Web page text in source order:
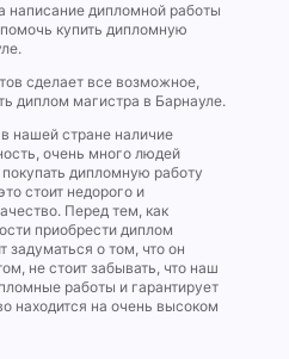
написание дипломной работы
купить дипломную
сделает все возможное,
диплом магистра в Барнауле.
нашей стране наличие
очень много людей
дипломную работу
стоит недорого и
Перед тем, как
приобрести диплом
задуматься о том, что он
не стоит забывать, что наш
работы и гарантирует
находится на очень высоком